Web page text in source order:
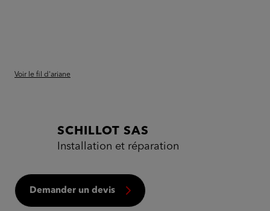
Voir le fil d'ariane
SCHILLOT SAS
Installation et réparation
Demander un devis